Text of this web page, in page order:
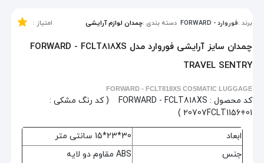
برند :فوروارد - FORWARD دسته بندی :چمدان لوازم آرایشی امتیاز :
چمدان سایز آرایشی فوروارد مدل FORWARD - FCLT818XS
TRAVEL SENTRY
FORWARD - FCLT818XS COSMATIC LUGGAGE
کد محصول : FORWARD - FCLT818XS
( کد رنگ مشکی :
20707FCLT1156+01 )
ابعاد
30*23*15 سانتی متر
جنس
ABS مقاوم دو لایه